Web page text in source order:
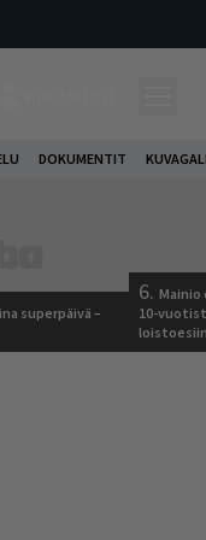
DOKUMENTIT
superpäivä –
6.
10-